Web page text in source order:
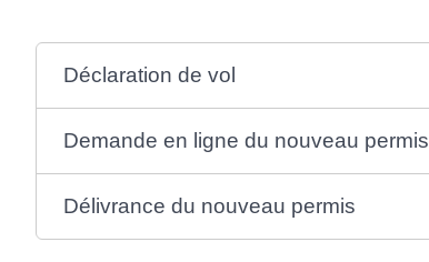
Déclaration de vol
Demande en ligne du nouveau permis
Délivrance du nouveau permis